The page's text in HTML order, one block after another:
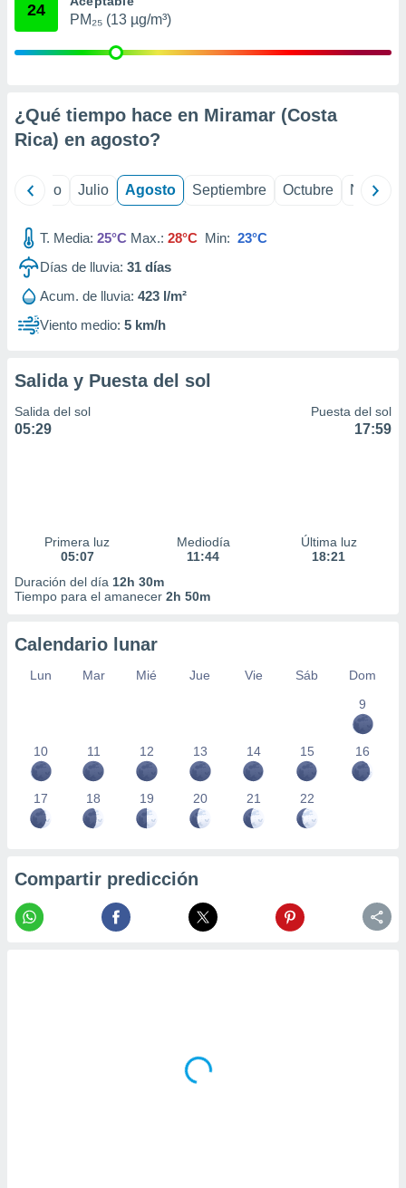
publicidad
1199
24
PM₂₅ (13 µg/m³)
¿Qué tiempo hace en Miramar (Costa
Rica) en agosto?
Junio Julio Agosto Septiembre Octubre
T. Media: 25°C Max.: 28°C Min: 23°C
Días de lluvia: 31 días
Acum. de lluvia: 423 l/m²
Viento medio: 5 km/h
Salida y Puesta del sol
Salida del sol
05:29
Puesta del sol
17:59
Primera luz
05:07
Mediodía
11:44
Última luz
18:21
Duración del día 12h 30m
Tiempo para el amanecer 2h 50m
Calendario lunar
Lun Mar Mié Jue Vie Sáb
Dom
9
10 11 12 13 14 15 16
17 18 19 20 21 22
Compartir predicción